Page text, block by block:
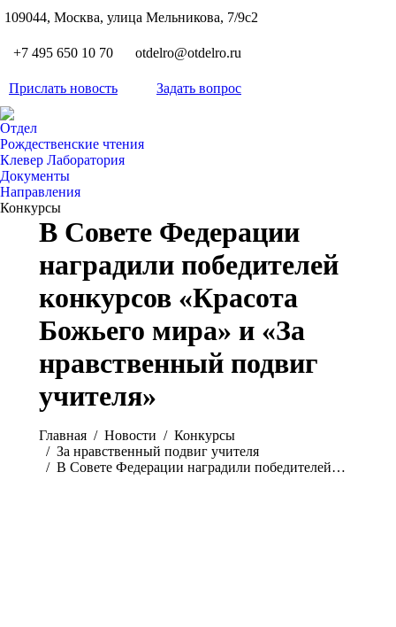
109044, Москва, улица Мельникова, 7/9с2
+7 495 650 10 70 otdelro@otdelro.ru
Прислать новость Задать вопрос
Отдел
Рождественские чтения
Клевер Лаборатория
Документы
Направления
Конкурсы
В Совете Федерации
наградили победителей
конкурсов «Красота
Божьего мира» и «За
нравственный подвиг
учителя»
Главная
Новости
Конкурсы
За нравственный подвиг учителя
В Совете Федерации наградили победителей…